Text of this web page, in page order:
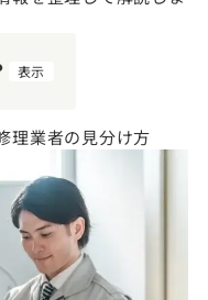
表示
理業者の見分け方